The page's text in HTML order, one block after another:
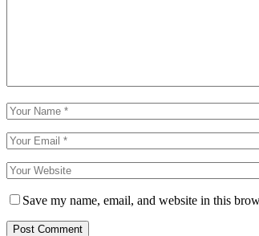
Save my name, email, and website in this